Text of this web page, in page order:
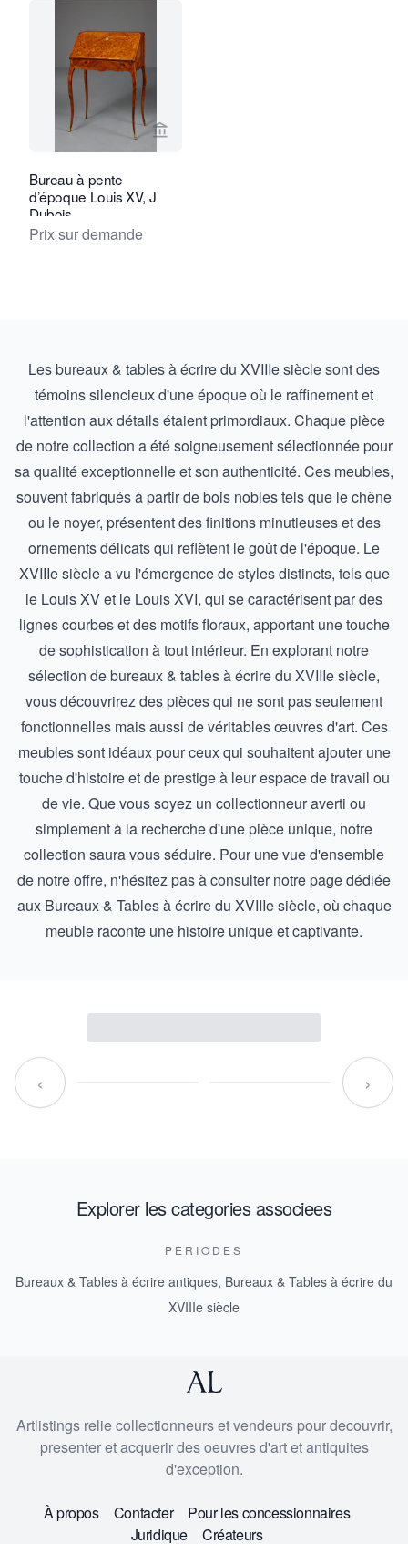
Voir la page vendeur de Kollenburg
Bureau à pente
d’époque Louis XV, J
Dubois
Prix sur demande
Les bureaux & tables à écrire du XVIIIe siècle sont des
témoins silencieux d'une époque où le raffinement et
l'attention aux détails étaient primordiaux. Chaque pièce
de notre collection a été soigneusement sélectionnée pour
sa qualité exceptionnelle et son authenticité. Ces meubles,
souvent fabriqués à partir de bois nobles tels que le chêne
ou le noyer, présentent des finitions minutieuses et des
ornements délicats qui reflètent le goût de l'époque. Le
XVIIIe siècle a vu l'émergence de styles distincts, tels que
le Louis XV et le Louis XVI, qui se caractérisent par des
lignes courbes et des motifs floraux, apportant une touche
de sophistication à tout intérieur. En explorant notre
sélection de bureaux & tables à écrire du XVIIIe siècle,
vous découvrirez des pièces qui ne sont pas seulement
fonctionnelles mais aussi de véritables œuvres d'art. Ces
meubles sont idéaux pour ceux qui souhaitent ajouter une
touche d'histoire et de prestige à leur espace de travail ou
de vie. Que vous soyez un collectionneur averti ou
simplement à la recherche d'une pièce unique, notre
collection saura vous séduire. Pour une vue d'ensemble
de notre offre, n'hésitez pas à consulter notre page dédiée
aux Bureaux & Tables à écrire du XVIIIe siècle, où chaque
meuble raconte une histoire unique et captivante.
‹ ›
Explorer les categories associees
PERIODES
Bureaux & Tables à écrire antiques, Bureaux & Tables à écrire du
XVIIIe siècle
Artlistings relie collectionneurs et vendeurs pour decouvrir,
presenter et acquerir des oeuvres d'art et antiquites
d'exception.
À propos Contacter
Pour les concessionnaires
Juridique
Créateurs